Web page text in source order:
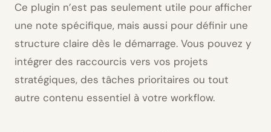
Ce plugin n’est pas seulement utile pour afficher
une note spécifique, mais aussi pour définir une
structure claire dès le démarrage. Vous pouvez y
intégrer des raccourcis vers vos projets
stratégiques, des tâches prioritaires ou tout
autre contenu essentiel à votre workflow.